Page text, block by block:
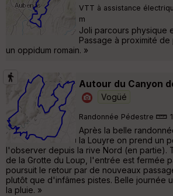
VTT à assistance
m
Joli parcours physique
Passage à proximité
un oppidum romain. »
Autour du Canyon
Vogüé
Randonnée Pédestre
Après la belle
la Louyre on prend un
l'observer depuis la rive Nord (en partie).
de la Grotte du Loup, l'entrée est fermée
poursuit le retour par de nouveaux
plutôt que d'infâmes pistes. Belle journée
la pluie. »